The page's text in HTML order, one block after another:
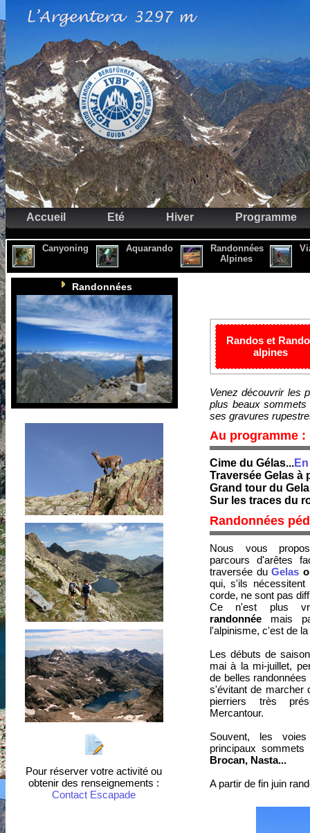
Accueil Eté Hiver Programme
Canyoning Aquarando
Randonnées
Alpines
Randonnées
Pour réserver votre activité ou
obtenir des renseignements :
Contact Escapade
Randos et
alpines
Venez découvrir les
plus beaux
ses gravures
Au programme :
Cime du Gélas...
Traversée Gelas à
Grand tour du
Sur les traces du
Randonnées
Nous vous
parcours d'arêtes
traversée duGelas
qui, s'ils nécessitent
corde, ne sont pas
Ce n'est plus
randonnée mais
l'alpinisme, c'est de la
Les débuts de
mai à la mi-juillet,
de belles
s'évitant de marcher
pierriers très
Mercantour.
Souvent, les
principaux
Brocan, Nasta...
A partir de fin juin